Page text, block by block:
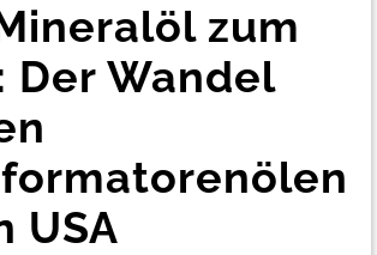
zum
Der Wandel
USA